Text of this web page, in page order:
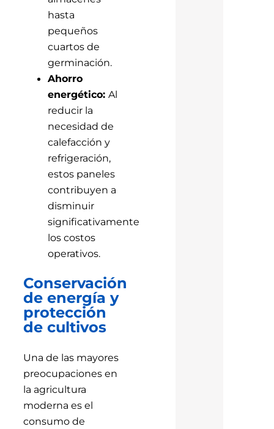
hasta
pequeños
cuartos de
germinación.
Ahorro
energético: Al
reducir la
necesidad de
calefacción y
refrigeración,
estos paneles
contribuyen a
disminuir
significativamente
los costos
operativos.
Conservación
de energía y
protección
de cultivos
Una de las mayores
preocupaciones en
la agricultura
moderna es el
consumo de